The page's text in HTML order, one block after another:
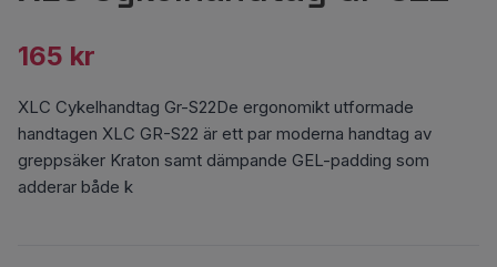
165 kr
XLC Cykelhandtag Gr-S22De ergonomikt utformade
handtagen XLC GR-S22 är ett par moderna handtag av
greppsäker Kraton samt dämpande GEL-padding som
adderar både k